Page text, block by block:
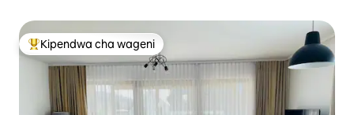
Kipendwa maarufu cha wageni
Kipendwa cha wageni